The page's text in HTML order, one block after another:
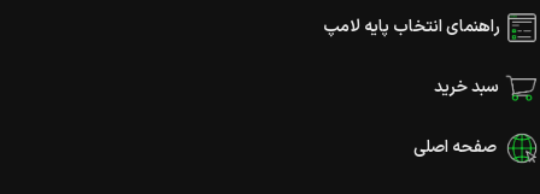
راهنمای انتخاب پایه لامپ
سبد خرید
صفحه اصلی